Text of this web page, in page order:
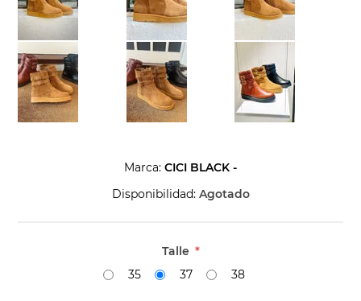
Marca: CICI BLACK -
Disponibilidad: Agotado
Talle *
35
37 38